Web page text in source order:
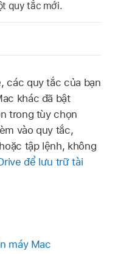
quy tắc mới.
các quy tắc của bạn
khác đã bật
trong tùy chọn
vào quy tắc,
tập lệnh, không
để lưu trữ tài
máy Mac